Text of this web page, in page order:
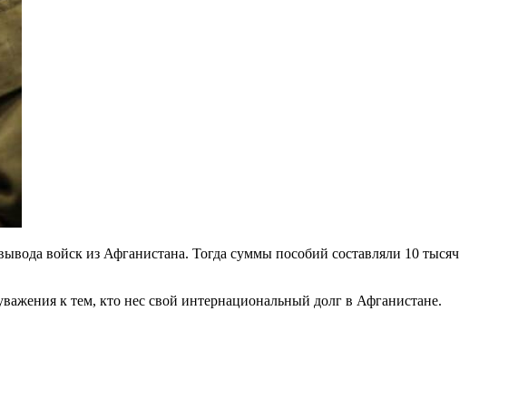
войск из Афганистана. Тогда суммы пособий составляли 10 тысяч
к тем, кто нес свой интернациональный долг в Афганистане.